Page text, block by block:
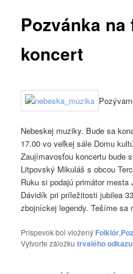
Pozvánka
koncert
Nebeskej muziky. Bude sa
17.00 vo veľkej sále Domu
Zaujímavosťou koncertu bude
Litpovský Mikuláš s obcou
Ruku si podajú primátor
Dávidík pri príležitosti jubilea
zbojníckej legendy. Tešíme sa
Príspevok bol vložený Folklór,
Vytvorte záložkutrvalého odkazu